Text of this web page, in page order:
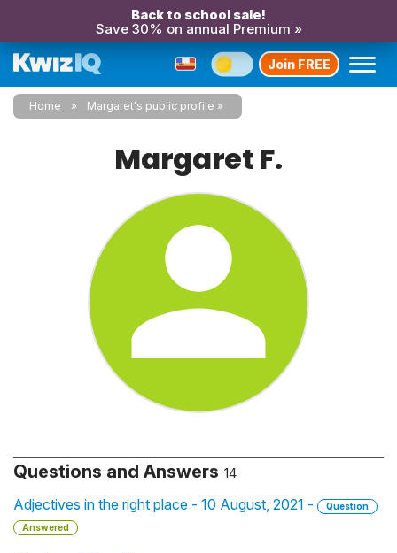
Back to school sale!
Save 30% on annual Premium »
Join FREE
Home Margaret's public profile
Margaret F.
Questions and Answers 14
Adjectives in the right place - 10 August, 2021 -
Question
Answered